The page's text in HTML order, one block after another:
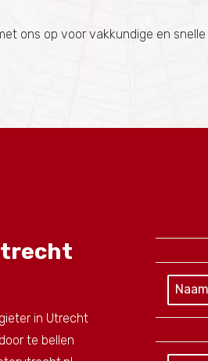
ons op voor vakkundige en
in Utrecht
door te bellen